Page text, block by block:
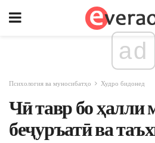
ad
Психология ва муносибатҳо Худро бидонед
Чӣ тавр бо
беҷуръатӣ ва